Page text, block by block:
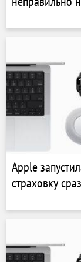
Apple
страховку